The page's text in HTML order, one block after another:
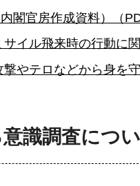
閣官房作成資料）（
イル飛来時の行動に
やテロなどから身を
識調査につ